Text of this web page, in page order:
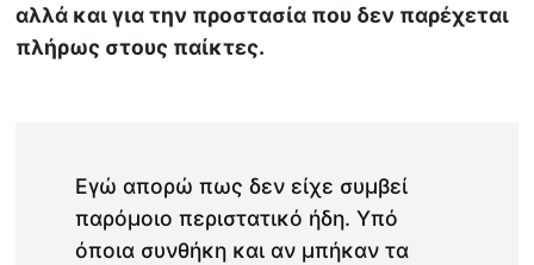
αλλά και για την προστασία που δεν παρέχεται
πλήρως στους παίκτες.
Εγώ απορώ πως δεν είχε συμβεί
παρόμοιο περιστατικό ήδη. Υπό
όποια συνθήκη και αν μπήκαν τα